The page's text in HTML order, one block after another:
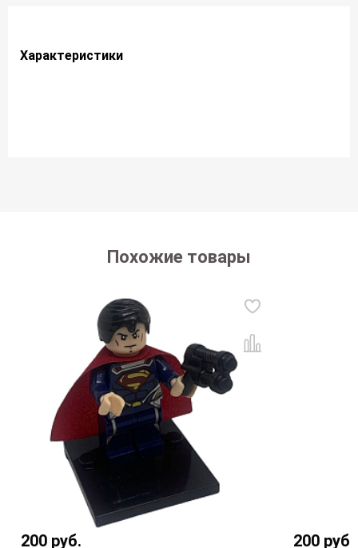
Характеристики
Похожие товары
200 руб. 200 руб.